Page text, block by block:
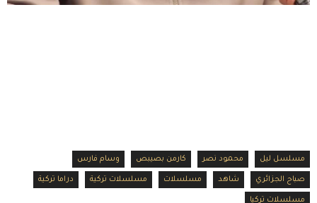
مسلسل ليل محمود نصر كارمن بصيبص وسام فارس
صباح الجزائري شاهد مسلسلات مسلسلات تركية دراما تركية
مسلسلات تركيا